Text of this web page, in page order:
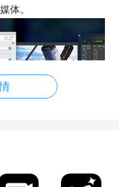
体。
建包分发给 iTunes